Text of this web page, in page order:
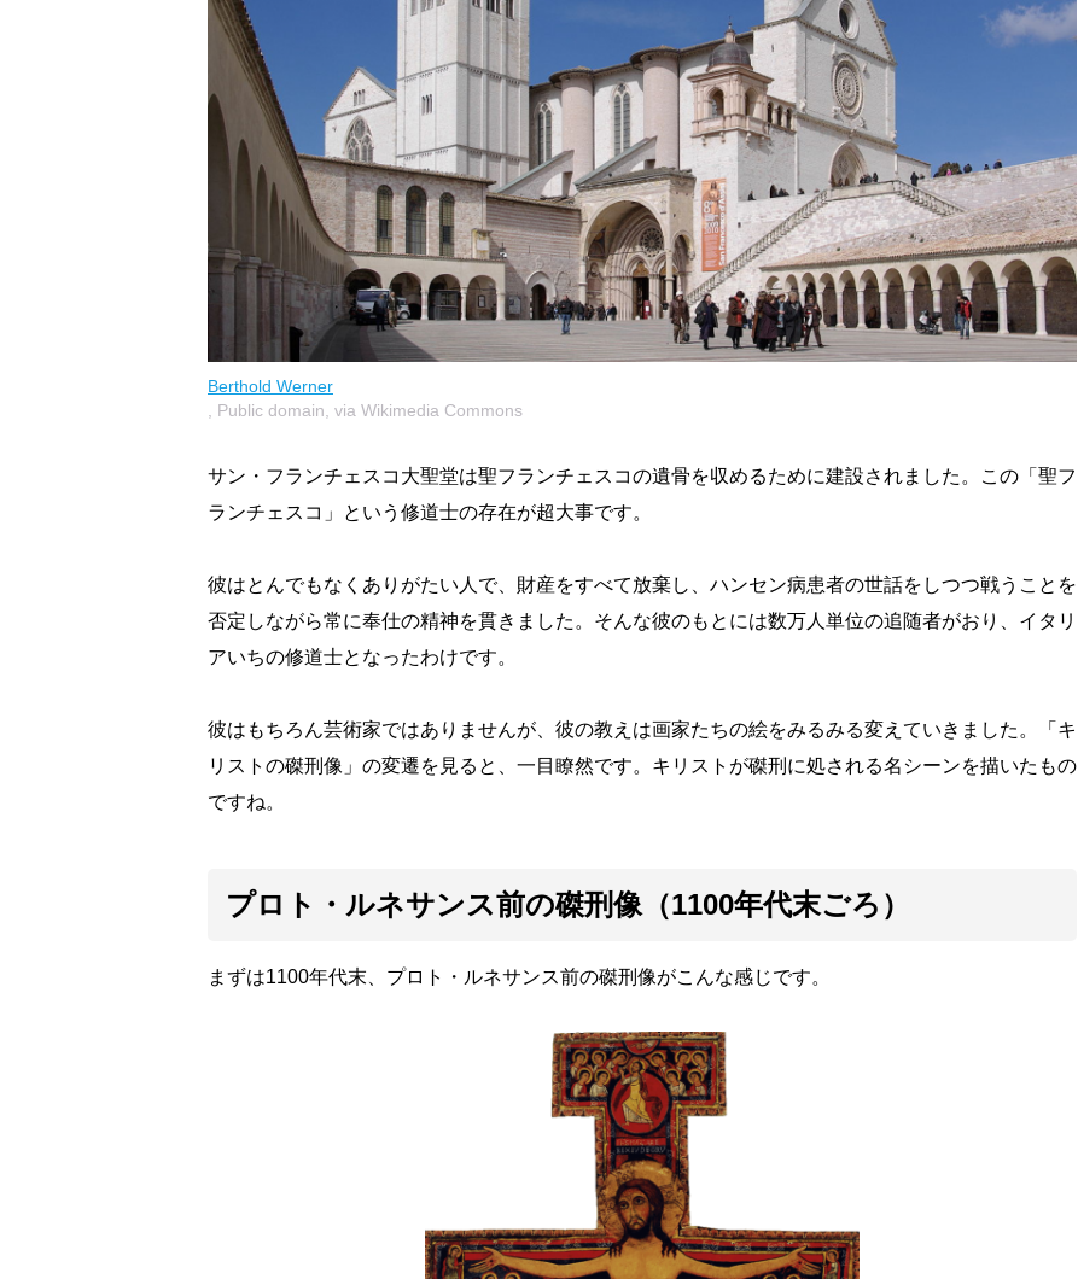
Berthold Werner
, Public domain, via Wikimedia Commons
サン・フランチェスコ大聖堂は聖フランチェスコの遺骨を収めるために建設されました。この「聖フ
ランチェスコ」という修道士の存在が超大事です。
彼はとんでもなくありがたい人で、財産をすべて放棄し、ハンセン病患者の世話をしつつ戦うことを
否定しながら常に奉仕の精神を貫きました。そんな彼のもとには数万人単位の追随者がおり、イタリ
アいちの修道士となったわけです。
彼はもちろん芸術家ではありませんが、彼の教えは画家たちの絵をみるみる変えていきました。「キ
リストの磔刑像」の変遷を見ると、一目瞭然です。キリストが磔刑に処される名シーンを描いたもの
ですね。
プロト・ルネサンス前の磔刑像（1100年代末ごろ）
まずは1100年代末、プロト・ルネサンス前の磔刑像がこんな感じです。